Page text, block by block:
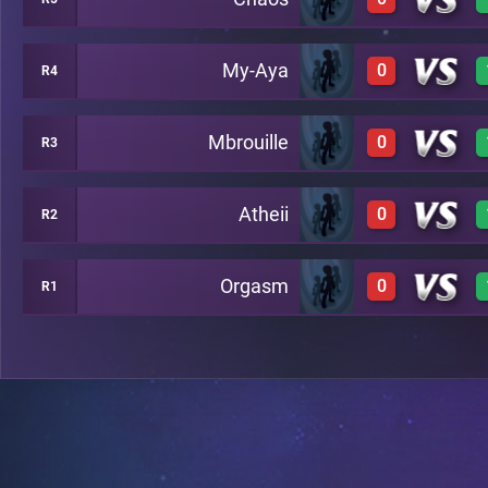
1 A23
0 A22
R4 My-Aya 0
0 A21
R3 Mbrouille 0
0 A20
R2 Atheii 0
0 A19
R1 Orgasm 0